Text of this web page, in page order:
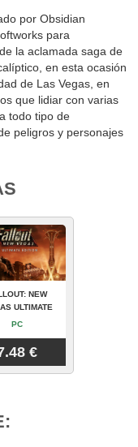
por Obsidian
para
la aclamada saga de
en esta ocasión
de Las Vegas, en
que lidiar con varias
todo tipo de
peligros y personajes
NEW
ULTIMATE
PC
€